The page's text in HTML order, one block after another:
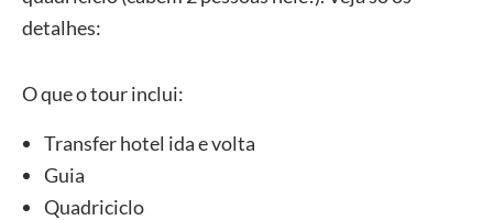
detalhes:
O que o tour inclui:
Transfer hotel ida e volta
Guia
Quadriciclo